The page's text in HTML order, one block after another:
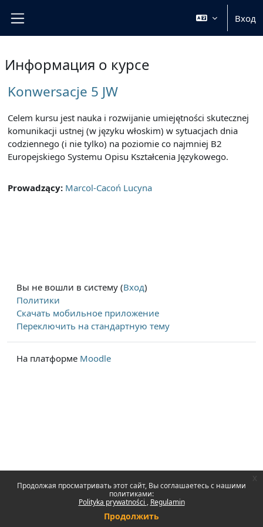
Продолжая просматривать этот сайт, Вы соглашаетесь с нашими
политиками:
Polityka prywatności
Regulamin
Продолжить
Вход
Информация о курсе
Konwersacje 5 JW
Celem kursu jest nauka i rozwijanie umiejętności skutecznej
komunikacji ustnej (w języku włoskim) w sytuacjach dnia
codziennego (i nie tylko) na poziomie co najmniej B2
Europejskiego Systemu Opisu Kształcenia Językowego.
Prowadzący: Marcol-Cacoń Lucyna
Вы не вошли в систему (Вход)
Политики
Скачать мобильное приложение
Переключить на стандартную тему
На платформе Moodle